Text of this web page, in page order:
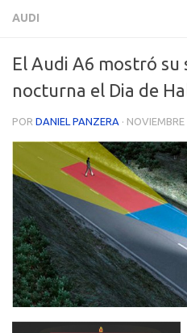
AUDI
El Audi A6 mostró su
nocturna el Dia de
POR DANIEL PANZERA · NOVIEMBRE